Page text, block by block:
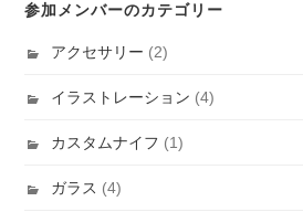
参加メンバーのカテゴリー
アクセサリー (2)
イラストレーション (4)
カスタムナイフ (1)
ガラス (4)